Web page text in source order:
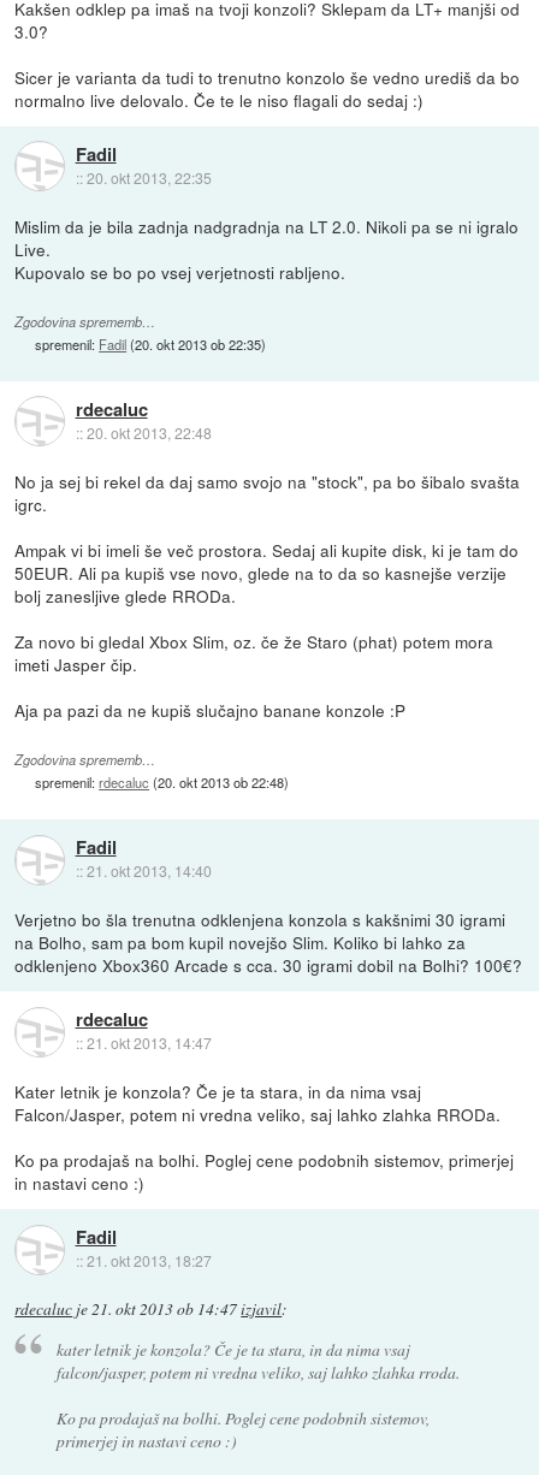
Kakšen odklep pa imaš na tvoji konzoli? Sklepam da LT+ manjši od
3.0?
Sicer je varianta da tudi to trenutno konzolo še vedno urediš da bo
normalno live delovalo. Če te le niso flagali do sedaj :)
Fadil
::20. okt 2013, 22:35
Mislim da je bila zadnja nadgradnja na LT 2.0. Nikoli pa se ni igralo
Live.
Kupovalo se bo po vsej verjetnosti rabljeno.
Zgodovina sprememb…
spremenil: Fadil(20. okt 2013 ob 22:35)
rdecaluc
::20. okt 2013, 22:48
No ja sej bi rekel da daj samo svojo na "stock", pa bo šibalo svašta
igrc.
Ampak vi bi imeli še več prostora. Sedaj ali kupite disk, ki je tam do
50EUR. Ali pa kupiš vse novo, glede na to da so kasnejše verzije
bolj zanesljive glede RRODa.
Za novo bi gledal Xbox Slim, oz. če že Staro (phat) potem mora
imeti Jasper čip.
Aja pa pazi da ne kupiš slučajno banane konzole :P
Zgodovina sprememb…
spremenil:rdecaluc (20. okt 2013 ob 22:48)
Fadil
::21. okt 2013, 14:40
Verjetno bo šla trenutna odklenjena konzola s kakšnimi 30 igrami
na Bolho, sam pa bom kupil novejšo Slim. Koliko bi lahko za
odklenjeno Xbox360 Arcade s cca. 30 igrami dobil na Bolhi? 100€?
rdecaluc
::21. okt 2013, 14:47
Kater letnik je konzola? Če je ta stara, in da nima vsaj
Falcon/Jasper, potem ni vredna veliko, saj lahko zlahka RRODa.
Ko pa prodajaš na bolhi. Poglej cene podobnih sistemov, primerjej
in nastavi ceno :)
Fadil
::21. okt 2013, 18:27
rdecaluc je21. okt 2013 ob 14:47izjavil:
kater letnik je konzola? Če je ta stara, in da nima vsaj
falcon/jasper, potem ni vredna veliko, saj lahko zlahka rroda.
Ko pa prodajaš na bolhi. Poglej cene podobnih sistemov,
primerjej in nastavi ceno :)